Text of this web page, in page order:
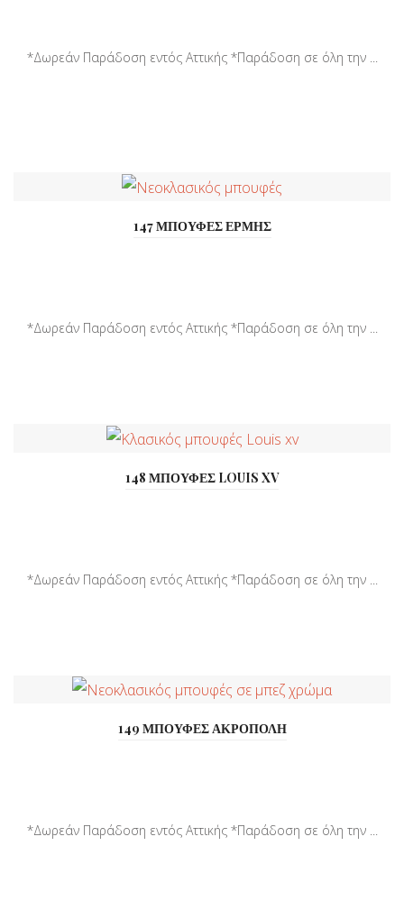
*Δωρεάν Παράδοση εντός Αττικής *Παράδοση σε όλη την ...
147 ΜΠΟΥΦΕΣ ΕΡΜΗΣ
*Δωρεάν Παράδοση εντός Αττικής *Παράδοση σε όλη την ...
148 ΜΠΟΥΦΕΣ LOUIS XV
*Δωρεάν Παράδοση εντός Αττικής *Παράδοση σε όλη την ...
149 ΜΠΟΥΦΕΣ ΑΚΡΟΠΟΛΗ
*Δωρεάν Παράδοση εντός Αττικής *Παράδοση σε όλη την ...